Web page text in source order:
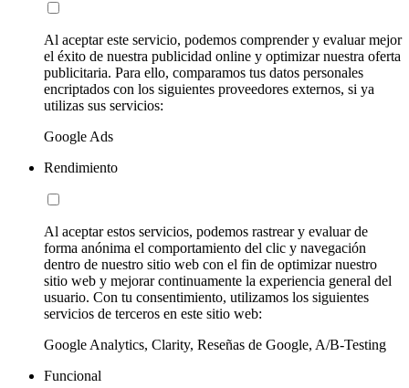
Al aceptar este servicio, podemos comprender y evaluar mejor
el éxito de nuestra publicidad online y optimizar nuestra oferta
publicitaria. Para ello, comparamos tus datos personales
encriptados con los siguientes proveedores externos, si ya
utilizas sus servicios:
Google Ads
Rendimiento
Al aceptar estos servicios, podemos rastrear y evaluar de
forma anónima el comportamiento del clic y navegación
dentro de nuestro sitio web con el fin de optimizar nuestro
sitio web y mejorar continuamente la experiencia general del
usuario. Con tu consentimiento, utilizamos los siguientes
servicios de terceros en este sitio web:
Google Analytics, Clarity, Reseñas de Google, A/B-Testing
Funcional